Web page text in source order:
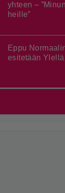
yhteen –
heille”
Eppu
esitetään Ylellä